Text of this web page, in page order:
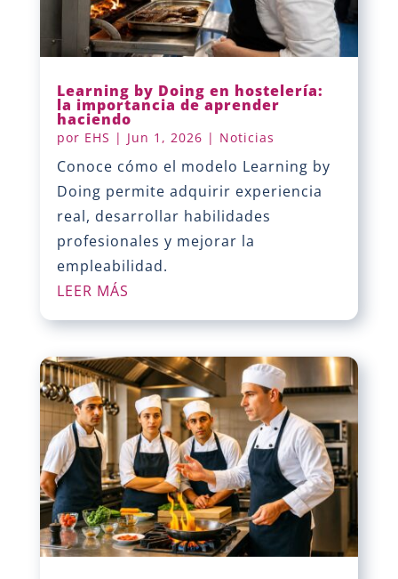
Learning by Doing en hostelería:
la importancia de aprender
haciendo
por EHS | Jun 1, 2026 | Noticias
Conoce cómo el modelo Learning by
Doing permite adquirir experiencia
real, desarrollar habilidades
profesionales y mejorar la
empleabilidad.
LEER MÁS